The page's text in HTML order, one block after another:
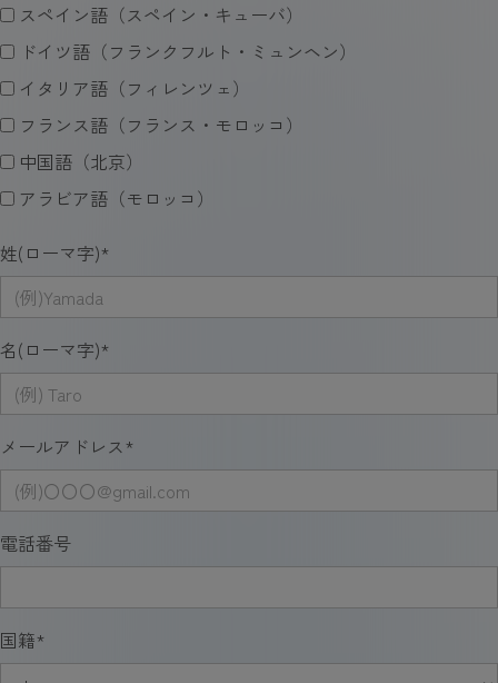
スペイン語（スペイン・キューバ）
ドイツ語（フランクフルト・ミュンヘン）
イタリア語（フィレンツェ）
フランス語（フランス・モロッコ）
中国語（北京）
アラビア語（モロッコ）
姓(ローマ字)*
名(ローマ字)*
メールアドレス*
電話番号
国籍*